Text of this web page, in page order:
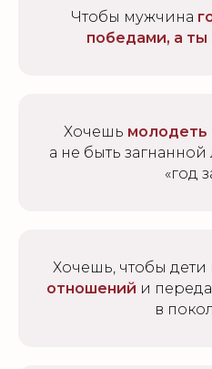
Чтобы мужчина
победами, а ты
Хочешь молодеть
а не быть
«год
Хочешь, чтобы дети
отношений и
в